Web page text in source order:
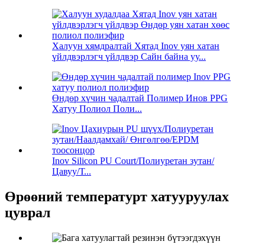
Халуун хямдралтай Хятад Inov уян хатан
үйлдвэрлэгч үйлдвэр Сайн байна уу...
Өндөр хүчин чадалтай Полимер Инов PPG
Хатуу Полиол Поли...
Inov Silicon PU Court/Полиуретан зутан/
Цавуу/Т...
Өрөөний температурт хатууруулах
цуврал